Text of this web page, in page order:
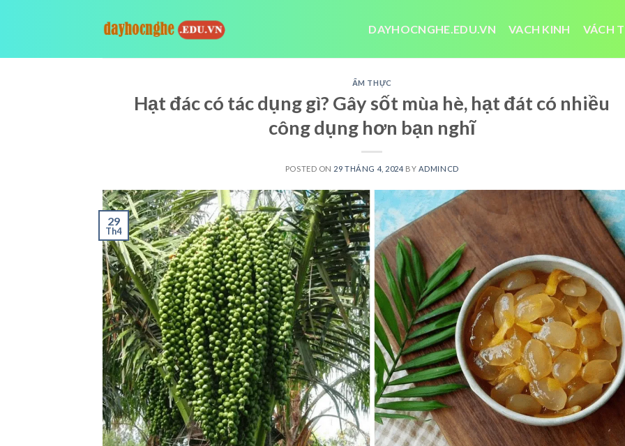
DAYHOCNGHE.EDU.VN VACH KINH VÁCH
ẨM THỰC
Hạt đác có tác dụng gì? Gây sốt mùa hè, hạt đát có nhiều
công dụng hơn bạn nghĩ
POSTED ON 29 THÁNG 4, 2024 BY ADMINCD
29
Th4